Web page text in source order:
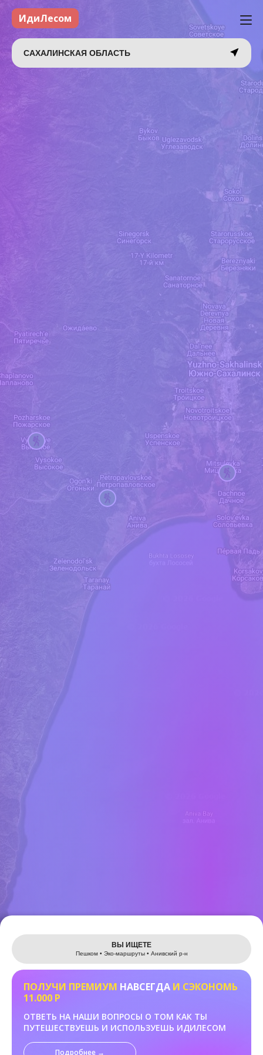
Leaflet
ИдиЛесом
САХАЛИНСКАЯ ОБЛАСТЬ
ВЫ ИЩЕТЕ
Пешком • Эко-маршруты • Анивский р-н
ПОЛУЧИ ПРЕМИУМ НАВСЕГДА И СЭКОНОМЬ
11.000 Р
ОТВЕТЬ НА НАШИ ВОПРОСЫ О ТОМ КАК ТЫ
ПУТЕШЕСТВУЕШЬ И ИСПОЛЬЗУЕШЬ ИДИЛЕСОМ
Подробнее →